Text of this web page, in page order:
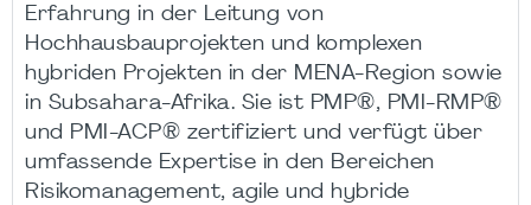
Erfahrung in der Leitung von
Hochhausbauprojekten und komplexen
hybriden Projekten in der MENA-Region sowie
in Subsahara-Afrika. Sie ist PMP®, PMI-RMP®
und PMI-ACP® zertifiziert und verfügt über
umfassende Expertise in den Bereichen
Risikomanagement, agile und hybride